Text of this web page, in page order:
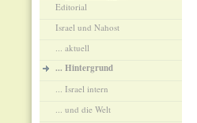
Editorial
Israel und Nahost
... aktuell
... Hintergrund
... Israel intern
... und die Welt